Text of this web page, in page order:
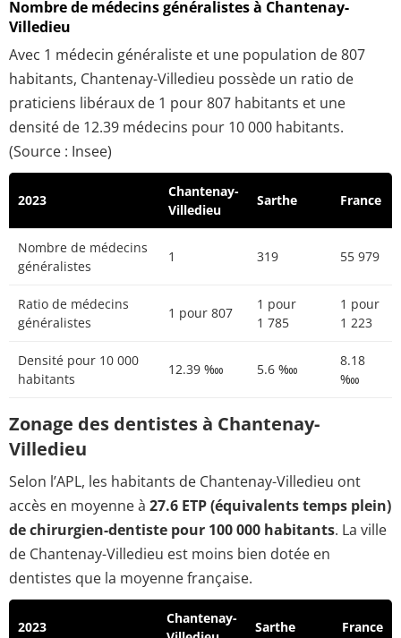
Nombre de médecins généralistes à Chantenay-
Villedieu
Avec 1 médecin généraliste et une population de 807
habitants, Chantenay-Villedieu possède un ratio de
praticiens libéraux de 1 pour 807 habitants et une
densité de 12.39 médecins pour 10 000 habitants.
(Source : Insee)
2023
Chantenay-
Villedieu
Sarthe France
Nombre de médecins
généralistes
1 319 55 979
Ratio de médecins
généralistes
1 pour 807
1 pour
1 785
1 pour
1 223
Densité pour 10 000
habitants
12.39 ‱ 5.6 ‱
8.18
‱
Zonage des dentistes à Chantenay-
Villedieu
Selon l’APL, les habitants de Chantenay-Villedieu ont
accès en moyenne à 27.6 ETP (équivalents temps plein)
de chirurgien-dentiste pour 100 000 habitants. La ville
de Chantenay-Villedieu est moins bien dotée en
dentistes que la moyenne française.
2023
Chantenay-
Sarthe France